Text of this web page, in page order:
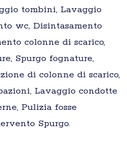
tombini, Lavaggio
wc, Disintasamento
colonne di scarico,
Spurgo fognature,
di colonne di scarico,
Lavaggio condotte
Pulizia fosse
Spurgo.